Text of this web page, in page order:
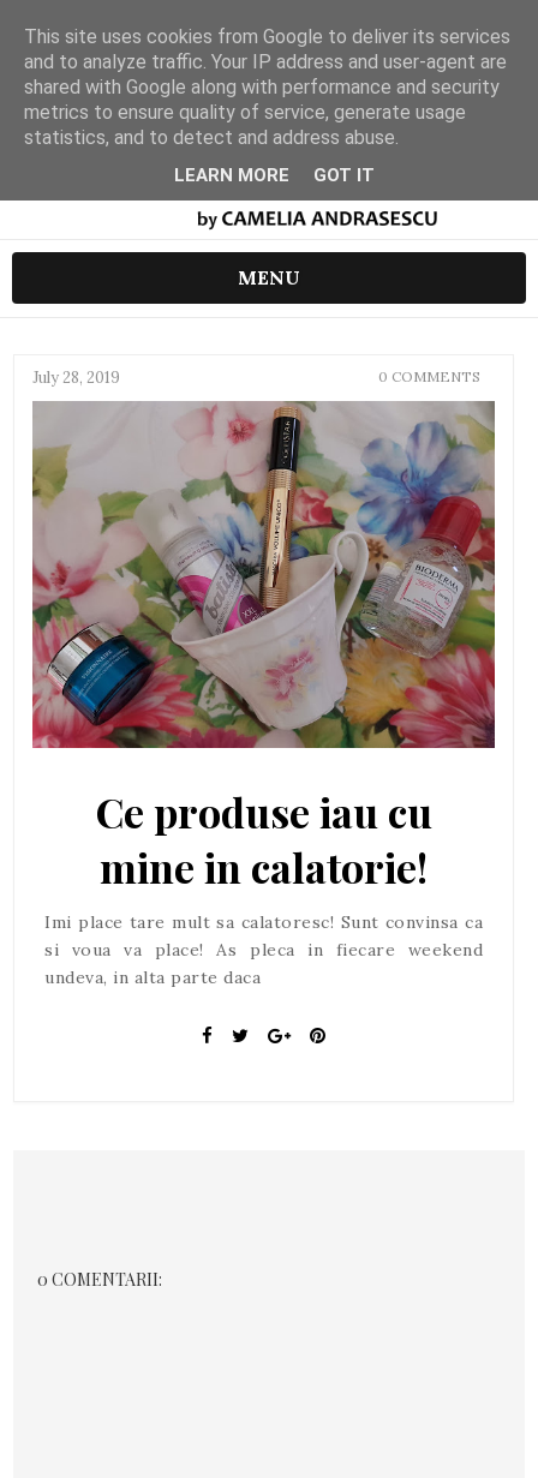
MENU
July 28, 2019 0 COMMENTS
Ce produse iau cu
mine in calatorie!
Imi place tare mult sa calatoresc! Sunt convinsa ca
si voua va place! As pleca in fiecare weekend
undeva, in alta parte daca
0 COMENTARII:
This site uses cookies from Google to deliver its services
and to analyze traffic. Your IP address and user-agent are
shared with Google along with performance and security
metrics to ensure quality of service, generate usage
statistics, and to detect and address abuse.
LEARN MORE GOT IT